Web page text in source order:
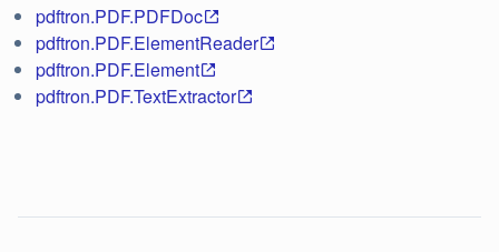
pdftron.PDF.PDFDoc
pdftron.PDF.ElementReader
pdftron.PDF.Element
pdftron.PDF.TextExtractor